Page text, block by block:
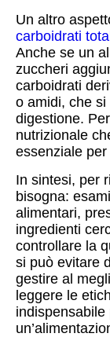
Un altro
carboidrati
Anche se un
zuccheri
carboidrati
o amidi, che
digestione.
nutrizionale
essenziale
In sintesi, per
bisogna:
alimentari,
ingredienti
controllare la
si può evitare
gestire al
leggere le